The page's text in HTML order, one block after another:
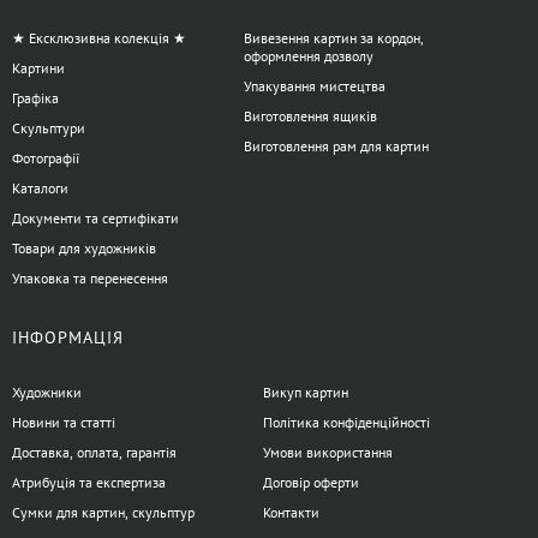
впливають на зручність роботи художника, особливо за
тривалого малювання.
Система фіксації полотна:зручні затискачі та кріплення
забезпечують стабільність робочої поверхні.
Мольберті хлопавки підходять для використання як
початківцями, так і досвідченими художниками, які цінують
можливість організації робочого місця швидко та без зайвих
зусиль. Консультанти artdom.com.ua завжди готові допомогти
підібрати модель відповідно до ваших завдань та рівня
Є питання щодо категорії Мольберті
хлопавки?
★ Ексклюзивна колекція ★
Картини
Графіка
Скульптури
Фотографії
Каталоги
Документи та сертифікати
Товари для художників
Упаковка та перенесення
Вивезення картин за кордон,
оформлення дозволу
Упакування мистецтва
Виготовлення ящиків
Виготовлення рам для картин
ІНФОРМАЦІЯ
Художники
Новини та статті
Доставка, оплата, гарантія
Атрибуція та експертиза
Сумки для картин, скульптур
Викуп картин
Політика конфіденційності
Умови використання
Договір оферти
Контакти